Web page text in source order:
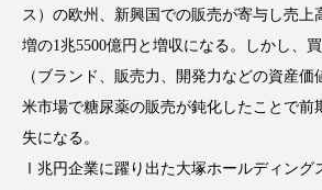
カカイオイル ガジェット
クルエルティフリー クレンジン
コグニティブヘルス コスト削減
ス）の欧州、新興国での販売が寄与し売上
増の1兆5500億円と増収になる。しかし、
（ブランド、販売力、開発力などの資産
米市場で糖尿薬の販売が鈍化したことで前
失になる。
Ⅰ兆円企業に躍り出た大塚ホールディング